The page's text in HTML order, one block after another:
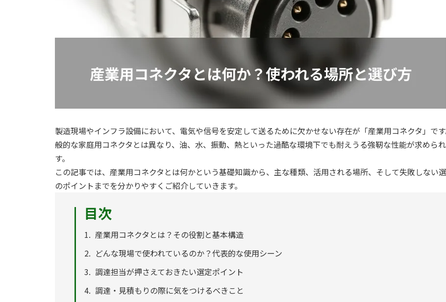
製造現場やインフラ設備において、電気や信号を安定して送るために欠かせない存在が「産業用コネクタ」で
般的な家庭用コネクタとは異なり、油、水、振動、熱といった過酷な環境下でも耐えうる強靭な性能が求めら
す。
この記事では、産業用コネクタとは何かという基礎知識から、主な種類、活用される場所、そして失敗しない
のポイントまでを分かりやすくご紹介していきます。
目次
産業用コネクタとは？その役割と基本構造
どんな現場で使われているのか？代表的な使用シーン
調達担当が押さえておきたい選定ポイント
調達・見積もりの際に気をつけるべきこと